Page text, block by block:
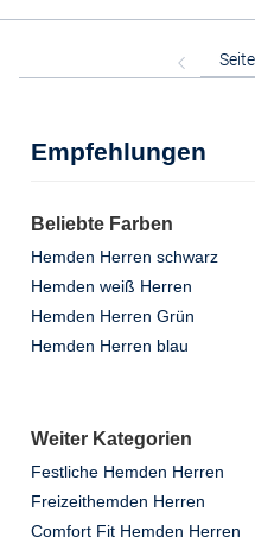
Empfehlungen
Beliebte Farben
Hemden Herren schwarz
Hemden weiß Herren
Hemden Herren Grün
Hemden Herren blau
Weiter Kategorien
Festliche Hemden Herren
Freizeithemden Herren
Comfort Fit Hemden Herren